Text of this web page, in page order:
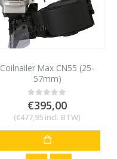
Coilnailer Max CN55 (25-
57mm)
0out of 5
€395,00
(€477,95 incl. BTW)